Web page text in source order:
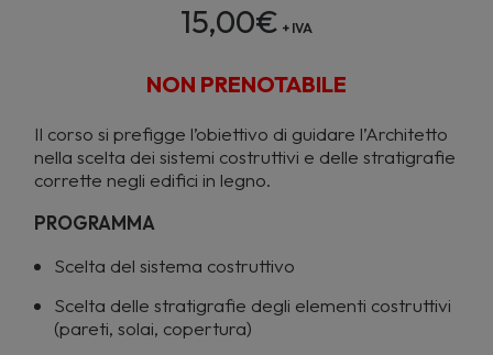
15,00€ + IVA
NON PRENOTABILE
Il corso si prefigge l’obiettivo di guidare l’Architetto
nella scelta dei sistemi costruttivi e delle stratigrafie
corrette negli edifici in legno.
PROGRAMMA
Scelta del sistema costruttivo
Scelta delle stratigrafie degli elementi costruttivi
(pareti, solai, copertura)